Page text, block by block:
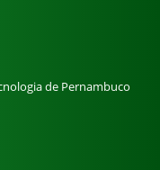
de Pernambuco